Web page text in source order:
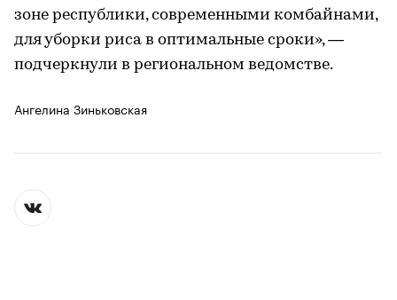
зоне республики, современными комбайнами,
для уборки риса в оптимальные сроки», —
подчеркнули в региональном ведомстве.
Ангелина Зиньковская